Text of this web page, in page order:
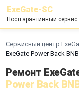
ExeGate-SC
Постгарантийный сервис
Сервисный центр
ExeGate Power Back
Ремонт
Power Back